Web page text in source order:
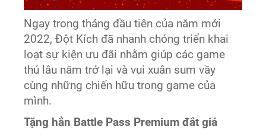
Ngay trong tháng đầu tiên của năm mới
2022, Đột Kích đã nhanh chóng triển khai
loạt sự kiện ưu đãi nhằm giúp các game
thủ lâu năm trở lại và vui xuân sum vầy
cùng những chiến hữu trong game của
mình.
Tặng hẳn Battle Pass Premium đắt giá